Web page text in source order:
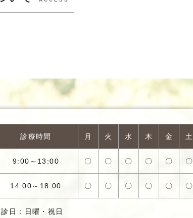
診療時間 月 火 水 木 金 土
9:00～13:00 〇 〇 〇 〇 〇 〇
14:00～18:00 〇 〇 〇 〇 〇 〇
日：日曜・祝日